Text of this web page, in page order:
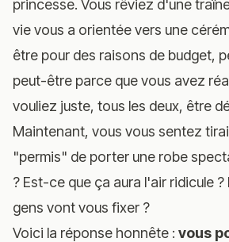
princesse. Vous rêviez d'une
vie vous a orientée vers une
être pour des raisons de budget,
peut-être parce que vous avez
vouliez juste, tous les deux, être
Maintenant, vous vous sentez
"permis" de porter une robe
? Est-ce que ça aura l'air ridicule
gens vont vous fixer ?
Voici la réponse honnête : vous